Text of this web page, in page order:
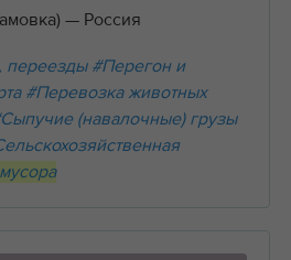
— Россия
переезды #Перегон и
#Перевозка животных
(навалочные) грузы